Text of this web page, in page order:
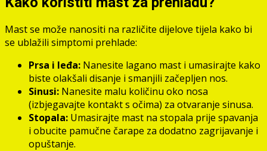
Mast se može nanositi na različite dijelove tijela kako bi
se ublažili simptomi prehlade:
Prsa i leđa: Nanesite lagano mast i umasirajte kako
biste olakšali disanje i smanjili začepljen nos.
Sinusi: Nanesite malu količinu oko nosa
(izbjegavajte kontakt s očima) za otvaranje sinusa.
Stopala: Umasirajte mast na stopala prije spavanja
i obucite pamučne čarape za dodatno zagrijavanje i
opuštanje.